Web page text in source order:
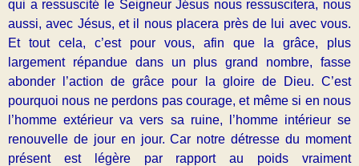
qui a ressuscité le Seigneur Jésus nous ressuscitera, nous
aussi, avec Jésus, et il nous placera près de lui avec vous.
Et tout cela, c’est pour vous, afin que la grâce, plus
largement répandue dans un plus grand nombre, fasse
abonder l’action de grâce pour la gloire de Dieu. C’est
pourquoi nous ne perdons pas courage, et même si en nous
l’homme extérieur va vers sa ruine, l’homme intérieur se
renouvelle de jour en jour. Car notre détresse du moment
présent est légère par rapport au poids vraiment